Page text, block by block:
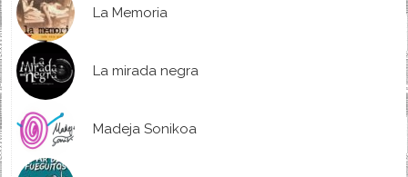
La Memoria
La mirada negra
Madeja Sonikoa